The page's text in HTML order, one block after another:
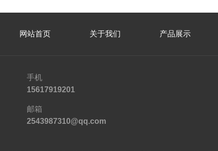
网站首页 关于我们 产品展示
手机
15617919201
邮箱
2543987310@qq.com